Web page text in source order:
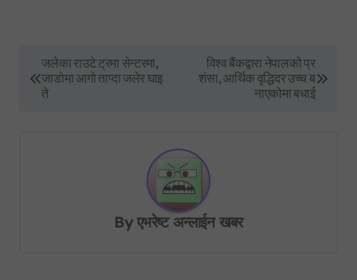
o
जलेका राउटे ट्रमा सेन्टरमा,
जाडोमा आगो ताप्दा जलेर घाइ
ते
विश्व बैंकद्वारा नेपालको प्र
शंसा, आर्थिक वृद्धिदर उच्च ब
नाएकोमा बधाई
Byएभरेष्ट अन्लाईन खबर